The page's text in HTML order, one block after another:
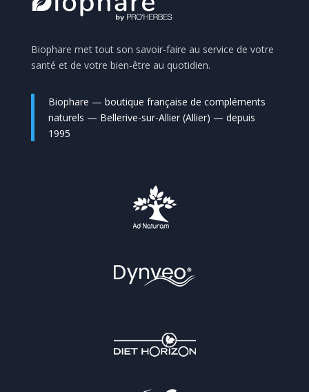
Biophare met tout son savoir-faire au service de votre
santé et de votre bien-être au quotidien.
Biophare — boutique française de compléments
naturels — Bellerive-sur-Allier (Allier) — depuis
1995